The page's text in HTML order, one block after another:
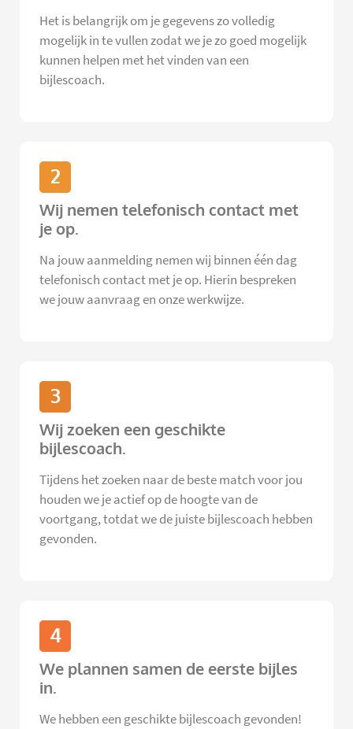
Het is belangrijk om je gegevens zo volledig
mogelijk in te vullen zodat we je zo goed mogelijk
kunnen helpen met het vinden van een
bijlescoach.
2
Wij nemen telefonisch contact met
je op.
Na jouw aanmelding nemen wij binnen één dag
telefonisch contact met je op. Hierin bespreken
we jouw aanvraag en onze werkwijze.
3
Wij zoeken een geschikte
bijlescoach.
Tijdens het zoeken naar de beste match voor jou
houden we je actief op de hoogte van de
voortgang, totdat we de juiste bijlescoach hebben
gevonden.
4
We plannen samen de eerste bijles
in.
We hebben een geschikte bijlescoach gevonden!